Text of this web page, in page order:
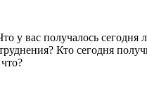
у вас получалось сегодня
Кто сегодня